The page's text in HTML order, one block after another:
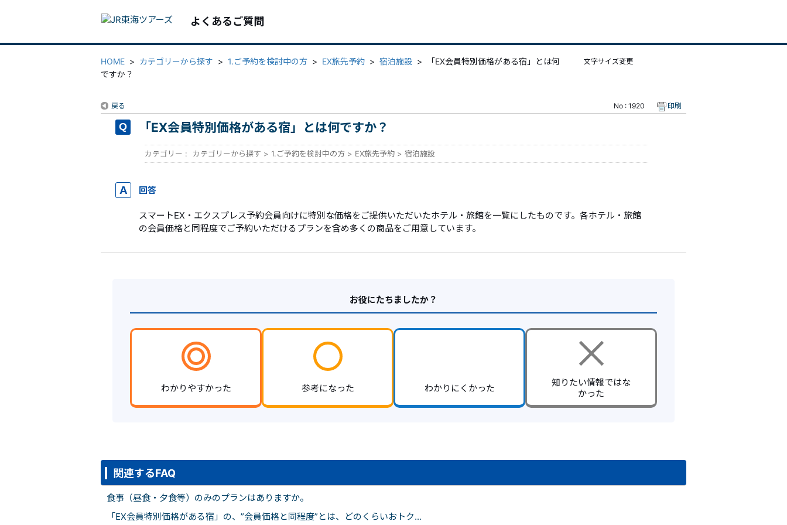
よくあるご質問
文字サイズ変更
HOME > カテゴリーから探す > 1.ご予約を検討中の方 > EX旅先予約 > 宿泊施設 >
「EX会員特別価格がある宿」とは何
ですか？
戻る No : 1920 印刷
「EX会員特別価格がある宿」とは何ですか？
カテゴリー : カテゴリーから探す > 1.ご予約を検討中の方 > EX旅先予約 > 宿泊施設
回答
スマートEX・エクスプレス予約会員向けに特別な価格をご提供いただいたホテル・旅館を一覧にしたものです。各ホテル・旅館
の会員価格と同程度でご予約いただけるプランを含め多くの商品をご用意しています。
お役にたちましたか？
わかりやすかった 参考になった わかりにくかった
知りたい情報ではな
かった
関連するFAQ
食事（昼食・夕食等）のみのプランはありますか。
「EX会員特別価格がある宿」の、”会員価格と同程度”とは、どのくらいおトク...